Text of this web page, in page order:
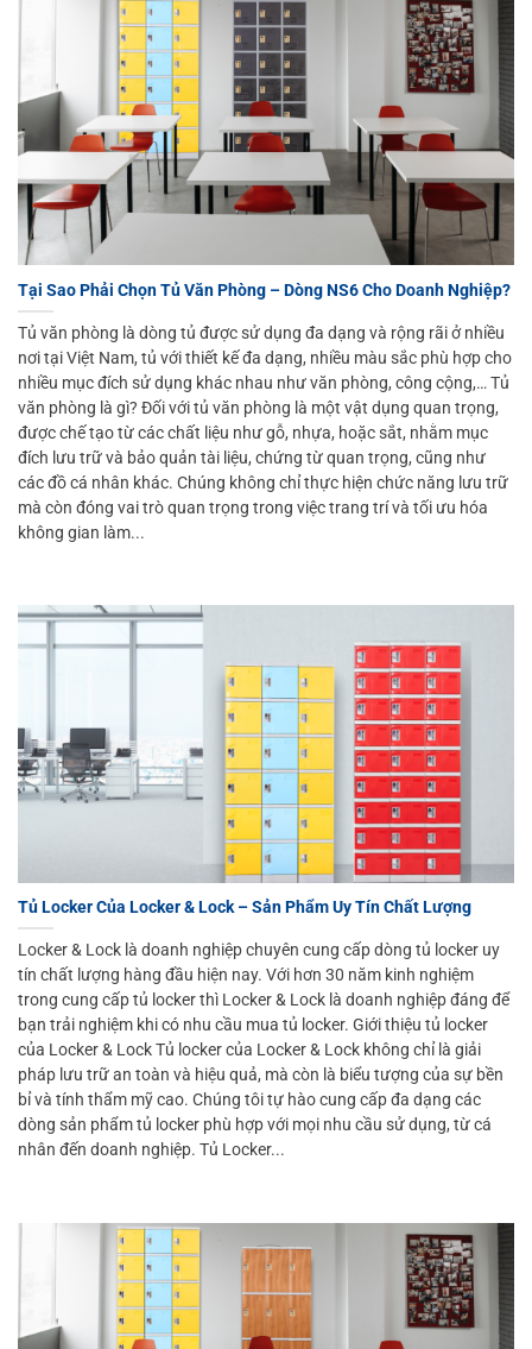
Tại Sao Phải Chọn Tủ Văn Phòng – Dòng NS6 Cho Doanh Nghiệp?
Tủ văn phòng là dòng tủ được sử dụng đa dạng và rộng rãi ở nhiều
nơi tại Việt Nam, tủ với thiết kế đa dạng, nhiều màu sắc phù hợp cho
nhiều mục đích sử dụng khác nhau như văn phòng, công cộng,… Tủ
văn phòng là gì? Đối với tủ văn phòng là một vật dụng quan trọng,
được chế tạo từ các chất liệu như gỗ, nhựa, hoặc sắt, nhằm mục
đích lưu trữ và bảo quản tài liệu, chứng từ quan trọng, cũng như
các đồ cá nhân khác. Chúng không chỉ thực hiện chức năng lưu trữ
mà còn đóng vai trò quan trọng trong việc trang trí và tối ưu hóa
không gian làm...
Tủ Locker Của Locker & Lock – Sản Phẩm Uy Tín Chất Lượng
Locker & Lock là doanh nghiệp chuyên cung cấp dòng tủ locker uy
tín chất lượng hàng đầu hiện nay. Với hơn 30 năm kinh nghiệm
trong cung cấp tủ locker thì Locker & Lock là doanh nghiệp đáng để
bạn trải nghiệm khi có nhu cầu mua tủ locker. Giới thiệu tủ locker
của Locker & Lock Tủ locker của Locker & Lock không chỉ là giải
pháp lưu trữ an toàn và hiệu quả, mà còn là biểu tượng của sự bền
bỉ và tính thẩm mỹ cao. Chúng tôi tự hào cung cấp đa dạng các
dòng sản phẩm tủ locker phù hợp với mọi nhu cầu sử dụng, từ cá
nhân đến doanh nghiệp. Tủ Locker...